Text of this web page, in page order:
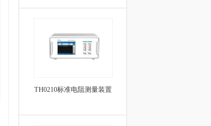
TH0210标准电阻测量装置